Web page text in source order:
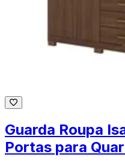
Guarda Roupa
Portas para